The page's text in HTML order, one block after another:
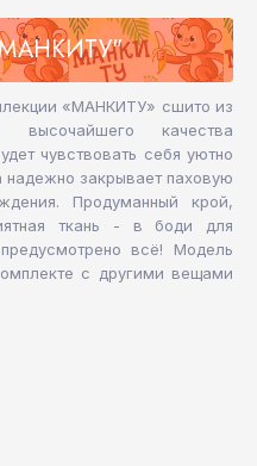
«МАНКИТУ» сшито из
высочайшего качества
чувствовать себя уютно
надежно закрывает паховую
Продуманный крой,
ткань - в боди для
всё! Модель
с другими вещами